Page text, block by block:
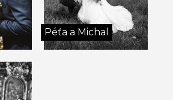
Péťa a Michal